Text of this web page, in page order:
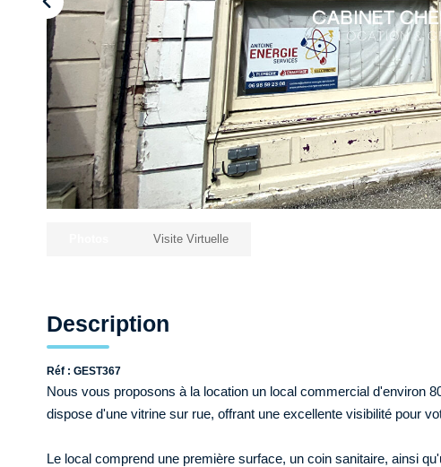
Visite Virtuelle
Description
Réf : GEST367
Nous vous proposons à la location un local commercial d'environ
dispose d'une vitrine sur rue, offrant une excellente visibilité pour
Le local comprend une première surface, un coin sanitaire, ainsi